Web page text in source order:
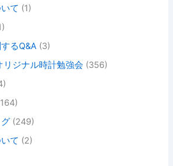
て (1)
るQ&A (3)
ジナル時計勉強会 (356)
(249)
て (2)